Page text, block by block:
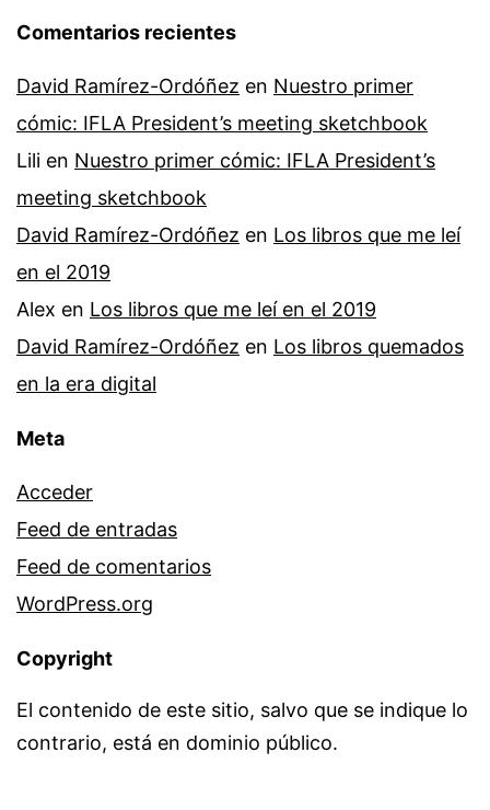
Comentarios recientes
David Ramírez-Ordóñez en Nuestro primer
cómic: IFLA President’s meeting sketchbook
Lili en Nuestro primer cómic: IFLA President’s
meeting sketchbook
David Ramírez-Ordóñez en Los libros que me leí
en el 2019
Alex en Los libros que me leí en el 2019
David Ramírez-Ordóñez en Los libros quemados
en la era digital
Meta
Acceder
Feed de entradas
Feed de comentarios
WordPress.org
Copyright
El contenido de este sitio, salvo que se indique lo
contrario, está en dominio público.